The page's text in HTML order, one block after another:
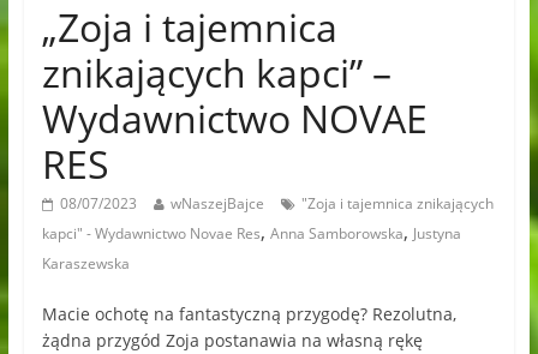
„Zoja i tajemnica
znikających kapci” –
Wydawnictwo NOVAE
RES
08/07/2023 wNaszejBajce
"Zoja i tajemnica znikających
kapci" - Wydawnictwo Novae Res, Anna Samborowska, Justyna
Karaszewska
Macie ochotę na fantastyczną przygodę? Rezolutna,
żądna przygód Zoja postanawia na własną rękę